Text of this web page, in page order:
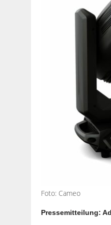
Foto: Cameo
Pressemitteilung: